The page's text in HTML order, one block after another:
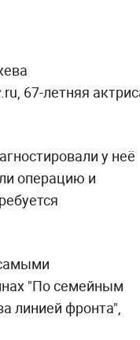
67-летняя
у неё
операцию и
"По семейным
линией фронта",